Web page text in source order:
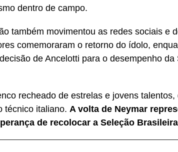
dentro de campo.
também movimentou as redes sociais e
comemoraram o retorno do ídolo,
de Ancelotti para o desempenho
recheado de estrelas e jovens
técnico italiano. A volta de Neymar
de recolocar a Seleção